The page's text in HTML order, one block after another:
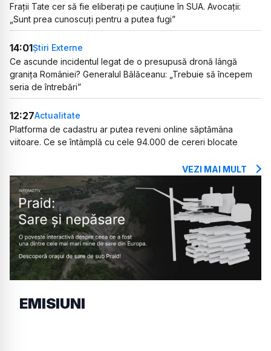
Frații Tate cer să fie eliberați pe cauțiune în SUA. Avocații:
„Sunt prea cunoscuți pentru a putea fugi”
14:01Știri Externe
Ce ascunde incidentul legat de o presupusă dronă lângă
granița României? Generalul Bălăceanu: „Trebuie să începem
seria de întrebări”
12:27Actualitate
Platforma de cadastru ar putea reveni online săptămâna
viitoare. Ce se întâmplă cu cele 94.000 de cereri blocate
VEZI MAI MULT
EMISIUNI